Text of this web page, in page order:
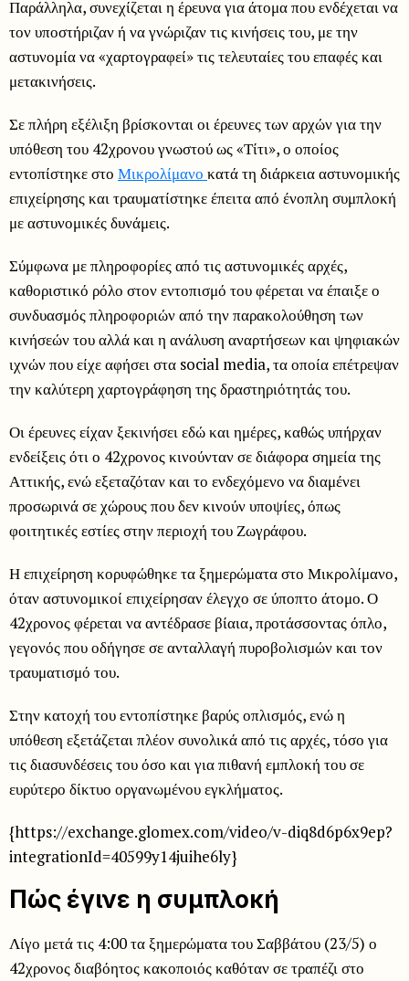
Παράλληλα, συνεχίζεται η έρευνα για άτομα που ενδέχεται να
τον υποστήριζαν ή να γνώριζαν τις κινήσεις του, με την
αστυνομία να «χαρτογραφεί» τις τελευταίες του επαφές και
μετακινήσεις.
Σε πλήρη εξέλιξη βρίσκονται οι έρευνες των αρχών για την
υπόθεση του 42χρονου γνωστού ως «Τίτι», ο οποίος
εντοπίστηκε στο Μικρολίμανο κατά τη διάρκεια αστυνομικής
επιχείρησης και τραυματίστηκε έπειτα από ένοπλη συμπλοκή
με αστυνομικές δυνάμεις.
Σύμφωνα με πληροφορίες από τις αστυνομικές αρχές,
καθοριστικό ρόλο στον εντοπισμό του φέρεται να έπαιξε ο
συνδυασμός πληροφοριών από την παρακολούθηση των
κινήσεών του αλλά και η ανάλυση αναρτήσεων και ψηφιακών
ιχνών που είχε αφήσει στα social media, τα οποία επέτρεψαν
την καλύτερη χαρτογράφηση της δραστηριότητάς του.
Οι έρευνες είχαν ξεκινήσει εδώ και ημέρες, καθώς υπήρχαν
ενδείξεις ότι ο 42χρονος κινούνταν σε διάφορα σημεία της
Αττικής, ενώ εξεταζόταν και το ενδεχόμενο να διαμένει
προσωρινά σε χώρους που δεν κινούν υποψίες, όπως
φοιτητικές εστίες στην περιοχή του Ζωγράφου.
Η επιχείρηση κορυφώθηκε τα ξημερώματα στο Μικρολίμανο,
όταν αστυνομικοί επιχείρησαν έλεγχο σε ύποπτο άτομο. Ο
42χρονος φέρεται να αντέδρασε βίαια, προτάσσοντας όπλο,
γεγονός που οδήγησε σε ανταλλαγή πυροβολισμών και τον
τραυματισμό του.
Στην κατοχή του εντοπίστηκε βαρύς οπλισμός, ενώ η
υπόθεση εξετάζεται πλέον συνολικά από τις αρχές, τόσο για
τις διασυνδέσεις του όσο και για πιθανή εμπλοκή του σε
ευρύτερο δίκτυο οργανωμένου εγκλήματος.
{https://exchange.glomex.com/video/v-diq8d6p6x9ep?
integrationId=40599y14juihe6ly}
Πώς έγινε η συμπλοκή
Λίγο μετά τις 4:00 τα ξημερώματα του Σαββάτου (23/5) ο
42χρονος διαβόητος κακοποιός καθόταν σε τραπέζι στο